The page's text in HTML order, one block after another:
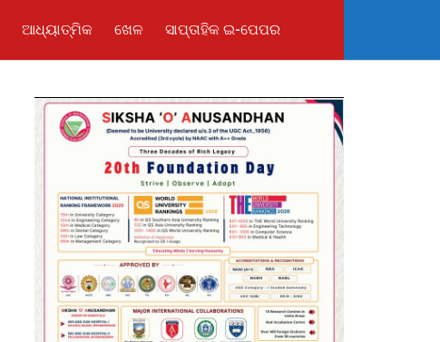
ଆଧ୍ୟାତ୍ମିକ ଖେଳ ସାପ୍ତାହିକ ଇ-ପେପର